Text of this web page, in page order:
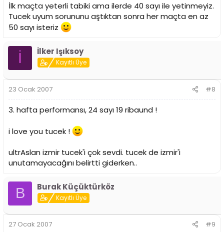
İlk maçta yeterli tabiki ama ilerde 40 sayı ile yetinmeyiz.
Tucek uyum sorununu aştıktan sonra her maçta en az
50 sayı isteriz
İ İlker Işıksoy
Kayıtlı Üye
23 Ocak 2007 #8
3. hafta performansı, 24 sayı 19 ribaund !
i love you tucek !
ultrAslan izmir tucek'i çok sevdi. tucek de izmir'i
unutamayacağını belirtti giderken..
B Burak Küçüktürköz
Kayıtlı Üye
27 Ocak 2007 #9